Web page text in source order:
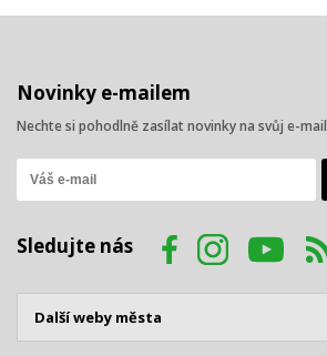
Novinky e-mailem
Nechte si pohodlně zasílat novinky na svůj e-mail
Sledujte nás